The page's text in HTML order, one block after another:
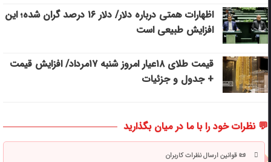
اظهارات همتی درباره دلار/ دلار ۱۶ درصد گران شده؛ این
افزایش طبیعی است
قیمت طلای ۱۸عیار امروز شنبه ۱۷مرداد/ افزایش قیمت
+ جدول و جزئیات
💬 نظرات خود را با ما در میان بگذارید
📜 قوانین ارسال نظرات کاربران